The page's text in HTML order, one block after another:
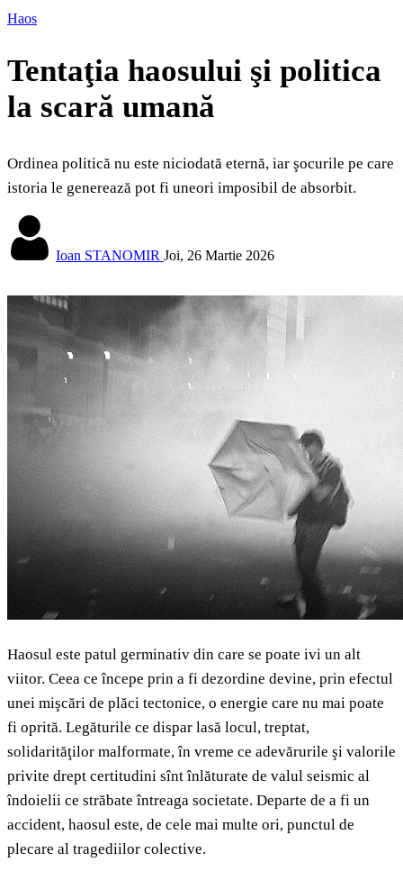
Haos
Tentaţia haosului şi politica
la scară umană
Ordinea politică nu este niciodată eternă, iar şocurile pe care
istoria le generează pot fi uneori imposibil de absorbit.
Ioan STANOMIR Joi, 26 Martie 2026
Haosul este patul germinativ din care se poate ivi un alt
viitor. Ceea ce începe prin a fi dezordine devine, prin efectul
unei mişcări de plăci tectonice, o energie care nu mai poate
fi oprită. Legăturile ce dispar lasă locul, treptat,
solidarităţilor malformate, în vreme ce adevărurile şi valorile
privite drept certitudini sînt înlăturate de valul seismic al
îndoielii ce străbate întreaga societate. Departe de a fi un
accident, haosul este, de cele mai multe ori, punctul de
plecare al tragediilor colective.